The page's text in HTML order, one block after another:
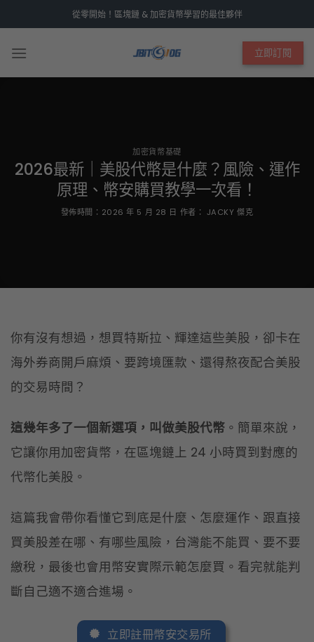
to
從零開始！區塊鏈 & 加密貨幣學習的最佳夥伴
立即訂閱
加密貨幣基礎
2026最新｜美股代幣是什麼？風險、運作
原理、幣安購買教學一次看！
發佈時間： 2026 年 5 月 28 日 作者： JACKY 傑克
你有沒有想過，想買特斯拉、輝達這些美股，卻卡在
海外券商開戶麻煩、要跨境匯款、還得熬夜配合美股
的交易時間？
這幾年多了一個新選項，叫做美股代幣 。簡單來說，
它讓你用加密貨幣，在區塊鏈上 24 小時買到對應的
代幣化美股。
這篇我會帶你看懂它到底是什麼、怎麼運作、跟直接
買美股差在哪、有哪些風險，台灣能不能買、要不要
繳稅，最後也會用幣安實際示範怎麼買。看完就能判
斷自己適不適合進場。
立即註冊幣安交易所